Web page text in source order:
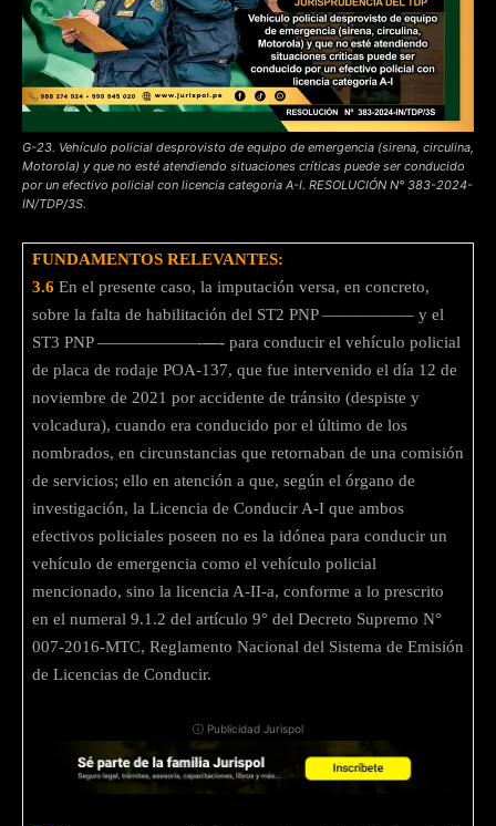
G-23. Vehículo policial desprovisto de equipo de emergencia (sirena, circulina,
Motorola) y que no esté atendiendo situaciones críticas puede ser conducido
por un efectivo policial con licencia categoría A-I. RESOLUCIÓN N° 383-2024-
IN/TDP/3S.
FUNDAMENTOS RELEVANTES:
3.6 En el presente caso, la imputación versa, en concreto,
sobre la falta de habilitación del ST2 PNP —————– y el
ST3 PNP ——————-—- para conducir el vehículo policial
de placa de rodaje POA-137, que fue intervenido el día 12 de
noviembre de 2021 por accidente de tránsito (despiste y
volcadura), cuando era conducido por el último de los
nombrados, en circunstancias que retornaban de una comisión
de servicios; ello en atención a que, según el órgano de
investigación, la Licencia de Conducir A-I que ambos
efectivos policiales poseen no es la idónea para conducir un
vehículo de emergencia como el vehículo policial
mencionado, sino la licencia A-II-a, conforme a lo prescrito
en el numeral 9.1.2 del artículo 9° del Decreto Supremo N°
007-2016-MTC, Reglamento Nacional del Sistema de Emisión
de Licencias de Conducir.
ⓘ Publicidad Jurispol